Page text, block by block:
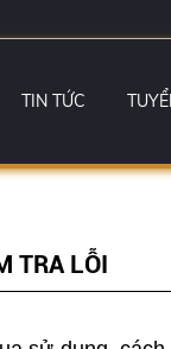
TIN TỨC
TRA LỖI